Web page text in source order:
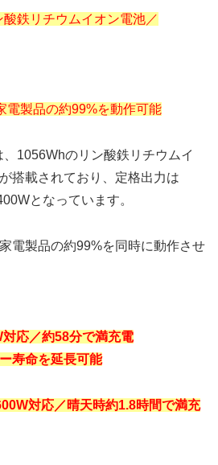
酸鉄リチウムイオン電池／
電製品の約99%を動作可能
1056Whのリン酸鉄リチウムイ
搭載されており、定格出力は
となっています。
電製品の約99%を同時に動作させ
応／約58分で満充電
寿命を延長可能
対応／晴天時約1.8時間で満充